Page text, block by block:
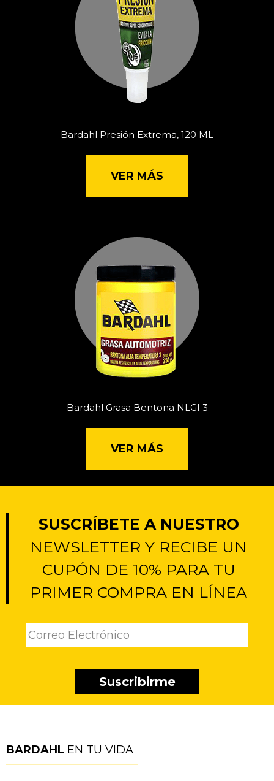
Bardahl Presión Extrema, 120 ML
VER MÁS
Bardahl Grasa Bentona NLGI 3
VER MÁS
SUSCRÍBETE A NUESTRO
NEWSLETTER Y RECIBE UN
CUPÓN DE 10% PARA TU
PRIMER COMPRA EN LÍNEA
BARDAHL EN TU VIDA